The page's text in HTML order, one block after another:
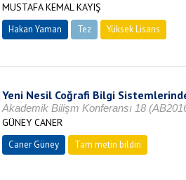
MUSTAFA KEMAL KAYIŞ
Hakan Yaman Tez Yüksek Lisans
Yeni Nesil Coğrafi Bilgi
Akademik Bilişm Konferansı 18
GÜNEY CANER
Caner Güney Tam metin bildiri